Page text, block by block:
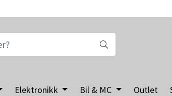
Elektronikk Bil & MC Outlet